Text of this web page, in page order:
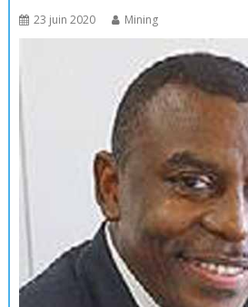
23 juin 2020 Mining